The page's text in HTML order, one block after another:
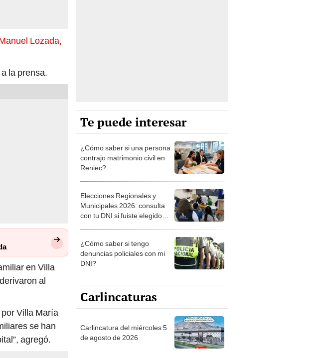
Lozada,
la prensa.
en Villa
al
Villa María
se han
agregó.
Te puede interesar
¿Cómo saber si una persona
contrajo matrimonio civil en
Reniec?
Elecciones Regionales y
Municipales 2026: consulta
con tu DNI si fuiste elegido
la ONPE
¿Cómo saber si tengo
denuncias policiales con mi
DNI?
Carlincaturas
Carlincatura del miércoles 5
de agosto de 2026